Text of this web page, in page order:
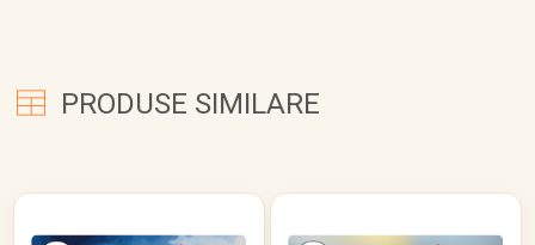
PRODUSE SIMILARE